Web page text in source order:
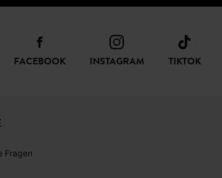
FACEBOOK INSTAGRAM TIKTOK
Fragen